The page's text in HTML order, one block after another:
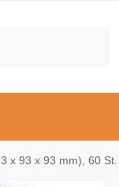
Schleifdreiecke, 11